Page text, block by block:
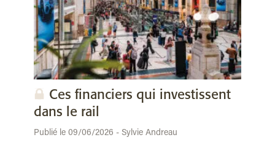
Ces financiers qui investissent
dans le rail
Publié le 09/06/2026 - Sylvie Andreau